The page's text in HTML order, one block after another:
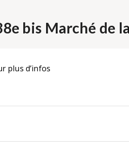
bis Marché de
plus d’infos